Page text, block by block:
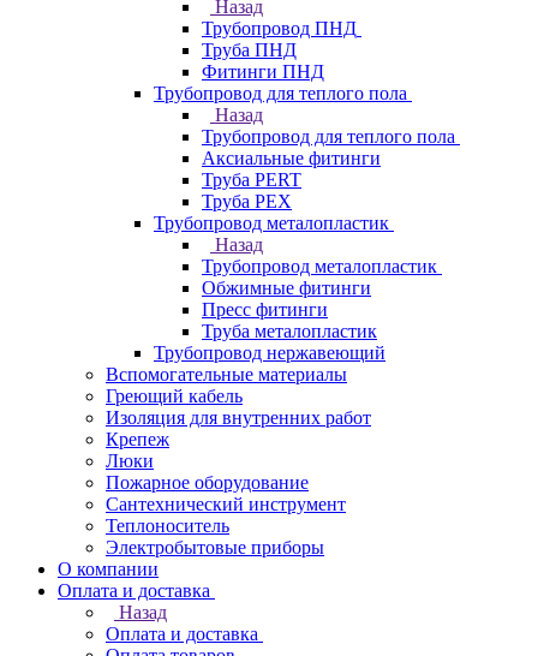
Назад
Трубопровод ПНД
Труба ПНД
Фитинги ПНД
Трубопровод для теплого пола
Назад
Трубопровод для теплого пола
Аксиальные фитинги
Труба PERT
Труба PEX
Трубопровод металопластик
Назад
Трубопровод металопластик
Обжимные фитинги
Пресс фитинги
Труба металопластик
Трубопровод нержавеющий
Вспомогательные материалы
Греющий кабель
Изоляция для внутренних работ
Крепеж
Люки
Пожарное оборудование
Сантехнический инструмент
Теплоноситель
Электробытовые приборы
О компании
Оплата и доставка
Назад
Оплата и доставка